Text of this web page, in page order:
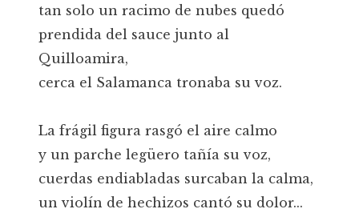
tan solo un racimo de nubes quedó
prendida del sauce junto al
Quilloamira,
cerca el Salamanca tronaba su voz.
La frágil figura rasgó el aire calmo
y un parche legüero tañía su voz,
cuerdas endiabladas surcaban la calma,
un violín de hechizos cantó su dolor...